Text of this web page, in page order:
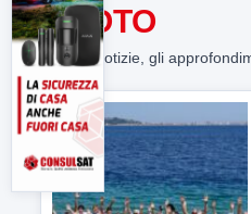
NUOTO
Tutte le notizie, gli